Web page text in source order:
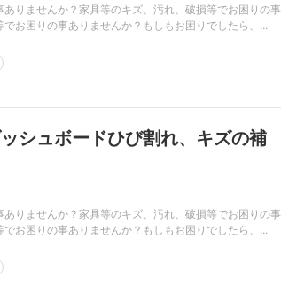
りませんか？家具等のキズ、汚れ、破損等でお困りの事
お困りの事ありませんか？もしもお困りでしたら、...
シュボードひび割れ、キズの補
りませんか？家具等のキズ、汚れ、破損等でお困りの事
お困りの事ありませんか？もしもお困りでしたら、...